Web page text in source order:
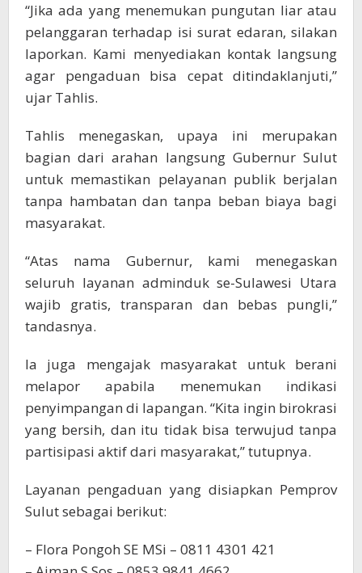
“Jika ada yang menemukan pungutan liar atau
pelanggaran terhadap isi surat edaran, silakan
laporkan. Kami menyediakan kontak langsung
agar pengaduan bisa cepat ditindaklanjuti,”
ujar Tahlis.
Tahlis menegaskan, upaya ini merupakan
bagian dari arahan langsung Gubernur Sulut
untuk memastikan pelayanan publik berjalan
tanpa hambatan dan tanpa beban biaya bagi
masyarakat.
“Atas nama Gubernur, kami menegaskan
seluruh layanan adminduk se-Sulawesi Utara
wajib gratis, transparan dan bebas pungli,”
tandasnya.
Ia juga mengajak masyarakat untuk berani
melapor apabila menemukan indikasi
penyimpangan di lapangan. “Kita ingin birokrasi
yang bersih, dan itu tidak bisa terwujud tanpa
partisipasi aktif dari masyarakat,” tutupnya.
Layanan pengaduan yang disiapkan Pemprov
Sulut sebagai berikut:
– Flora Pongoh SE MSi – 0811 4301 421